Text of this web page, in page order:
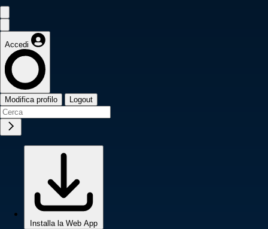
Accedi
Modifica profilo Logout
Installa la Web App